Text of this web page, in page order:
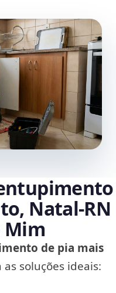
Natal‑RN
Mim
de pia mais
soluções ideais: